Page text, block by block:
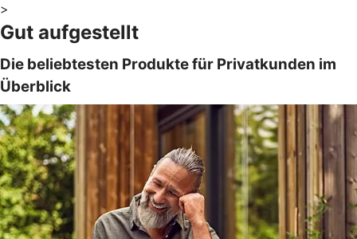
>
Gut aufgestellt
Die beliebtesten Produkte für Privatkunden im
Überblick